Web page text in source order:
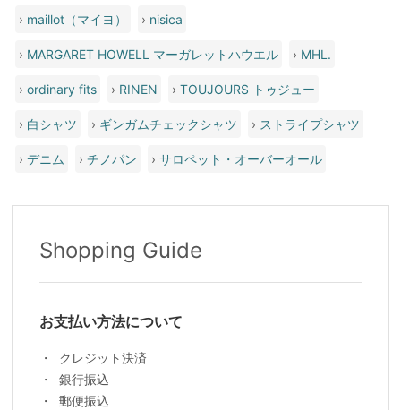
› maillot（マイヨ） › nisica
› MARGARET HOWELL マーガレットハウエル › MHL.
›ordinary fits › RINEN ›TOUJOURS トゥジュー
› 白シャツ › ギンガムチェックシャツ › ストライプシャツ
›デニム ›チノパン ›サロペット・オーバーオール
Shopping Guide
お支払い方法について
クレジット決済
銀行振込
郵便振込